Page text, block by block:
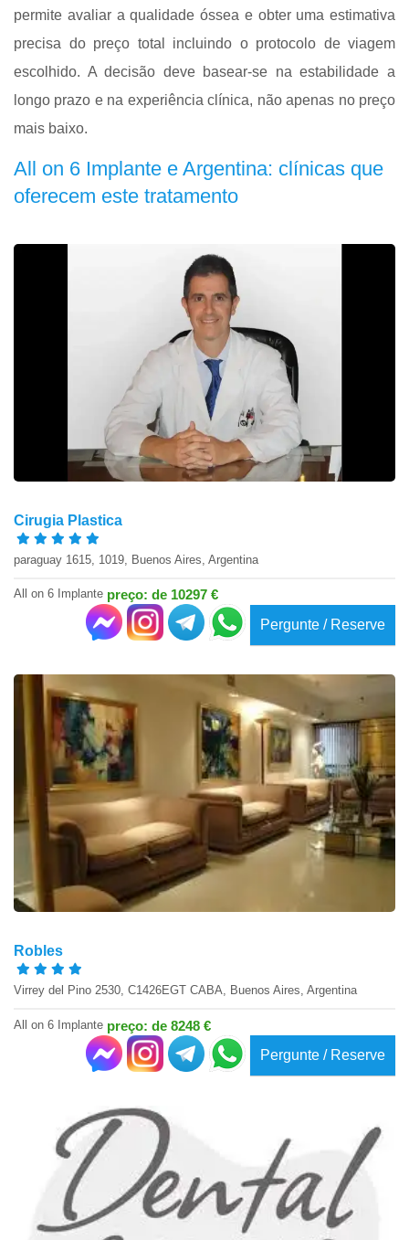
permite avaliar a qualidade óssea e obter uma estimativa
precisa do preço total incluindo o protocolo de viagem
escolhido. A decisão deve basear-se na estabilidade a
longo prazo e na experiência clínica, não apenas no preço
mais baixo.
All on 6 Implante e Argentina: clínicas que
oferecem este tratamento
Cirugia Plastica
paraguay 1615, 1019, Buenos Aires, Argentina
All on 6 Implante preço: de 10297 €
Pergunte / Reserve
Robles
Virrey del Pino 2530, C1426EGT CABA, Buenos Aires, Argentina
All on 6 Implante preço: de 8248 €
Pergunte / Reserve